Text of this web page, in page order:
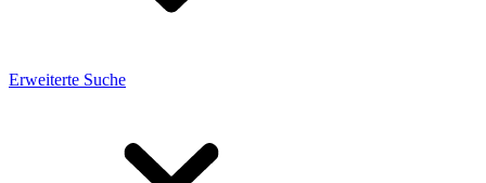
Erweiterte Suche